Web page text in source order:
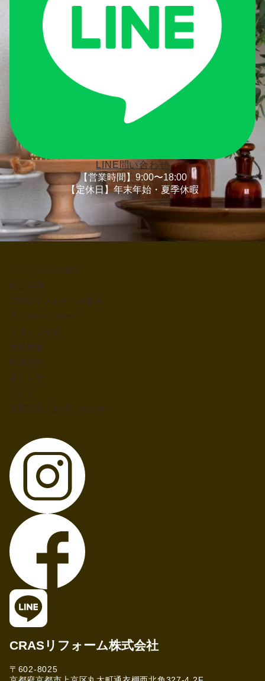
LINE問い合わせ
【営業時間】9:00〜18:00
【定休日】年末年始・夏季休暇
リフォームの流れ
CRASリフォームの強み
アフターサポート
施工事例
ブログ
スタッフ紹介
会社概要
採用情報
お知らせ
資料請求・お問い合わせ
CRASリフォーム株式会社
〒602-8025